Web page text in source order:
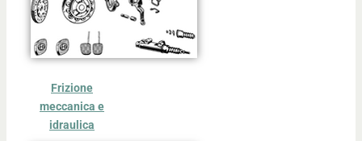
Frizione
meccanica e
idraulica